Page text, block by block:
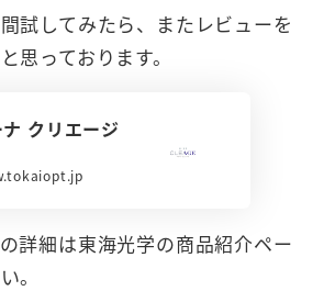
試してみたら、またレビューを
思っております。
クリエージ
詳細は東海光学の商品紹介ペー
。